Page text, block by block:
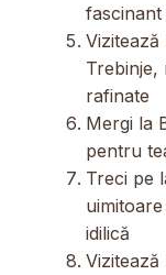
fascinant
Trebinje,
rafinate
Mergi la
pentru
Treci pe
idilică